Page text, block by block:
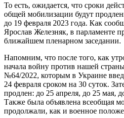
То есть, ожидается, что сроки
общей мобилизации будут
до 19 февраля 2023 года. Как
Ярослав Железняк, в парламенте
ближайшем пленарном заседании.
Напомним, что после того, как
начала войну против нашей
№64/2022, которым в Украине
24 февраля сроком на 30 суток.
продлен: до 25 апреля, до 25 мая,
Также была объявлена ​​всеобщая
продолжали, как и военное